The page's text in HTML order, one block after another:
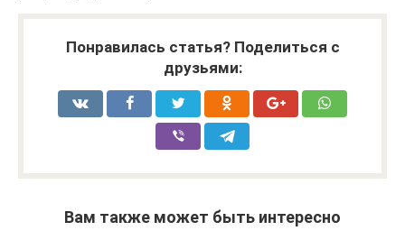
Понравилась статья? Поделиться с
друзьями:
Вам также может быть интересно